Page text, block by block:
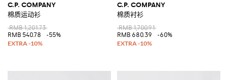
C.P. COMPANY
棉质运动衫
RMB 1,201.73
RMB 540.78
-55%
C.P. COMPANY
棉质衬衫
RMB 1,700.91
RMB 680.39
-60%